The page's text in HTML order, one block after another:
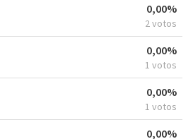
0,00%
2 votos
0,00%
1 votos
0,00%
1 votos
0,00%